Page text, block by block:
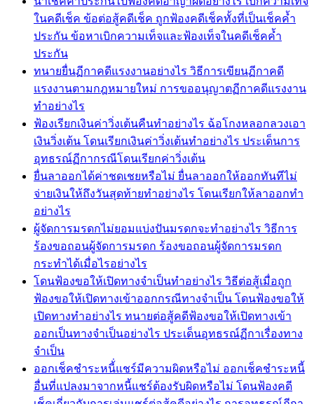
ในคดีเช็ค ข้อต่อสู้คดีเช็ค ถูกฟ้องคดีเช็คทั้งที่เป็นเช็คค้ำ
ประกัน ข้อหาเบิกความเท็จและฟ้องเท็จในคดีเช็คค้ำ
ประกัน
ทนายยื่นฏีกาคดีแรงงานอย่างไร วิธีการเขียนฏีกาคดี
แรงงานตามกฎหมายใหม่ การขออนุญาตฏีกาคดีแรงงาน
ทำอย่างไร
ฟ้องเรียกเงินค่าวิ่งเต้นคืนทำอย่างไร ฉ้อโกงหลอกลวงเอา
เงินวิ่งเต้น โดนเรียกเงินค่าวิ่งเต้นทำอย่างไร ประเด็นการ
อุทธรณ์ฏีกากรณีโดนเรียกค่าวิ่งเต้น
ยื่นลาออกได้ค่าชดเชยหรือไม่ ยื่นลาออกให้ออกทันทีไม่
จ่ายเงินให้ถึงวันสุดท้ายทำอย่างไร โดนเรียกให้ลาออกทำ
อย่างไร
ผู้จัดการมรดกไม่ยอมแบ่งปันมรดกจะทำอย่างไร วิธีการ
ร้องขอถอนผู้จัดการมรดก ร้องขอถอนผู้จัดการมรดก
กระทำได้เมื่อไรอย่างไร
โดนฟ้องขอให้เปิดทางจำเป็นทำอย่างไร วิธีต่อสู้เมื่อถูก
ฟ้องขอให้เปิดทางเข้าออกกรณีทางจำเป็น โดนฟ้องขอให้
เปิดทางทำอย่างไร ทนายต่อสู้คดีฟ้องขอให้เปิดทางเข้า
ออกเป็นทางจำเป็นอย่างไร ประเด็นอุทธรณ์ฏีกาเรื่องทาง
จำเป็น
ออกเช็คชำระหนี้่แชร์มีความผิดหรือไม่ ออกเช็คชำระหนี้
อื่นที่แปลงมาจากหนี้แชร์ต้องรับผิดหรือไม่ โดนฟ้องคดี